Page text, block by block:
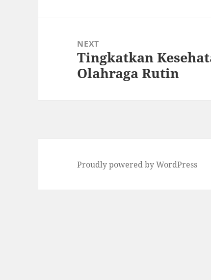
NEXT
Next
post:
Tingkatkan
Olahraga Rutin
Proudly powered by WordPress